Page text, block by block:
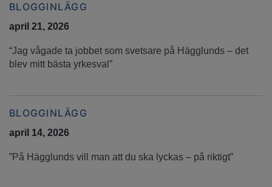
BLOGGINLÄGG
april 21, 2026
“Jag vågade ta jobbet som svetsare på Hägglunds – det
blev mitt bästa yrkesval”
BLOGGINLÄGG
april 14, 2026
”På Hägglunds vill man att du ska lyckas – på riktigt”